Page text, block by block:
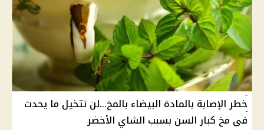
خطر الإصابة بالمادة البيضاء بالمخ...لن تتخيل ما يحدث
فى مخ كبار السن بسبب الشاي الأخضر